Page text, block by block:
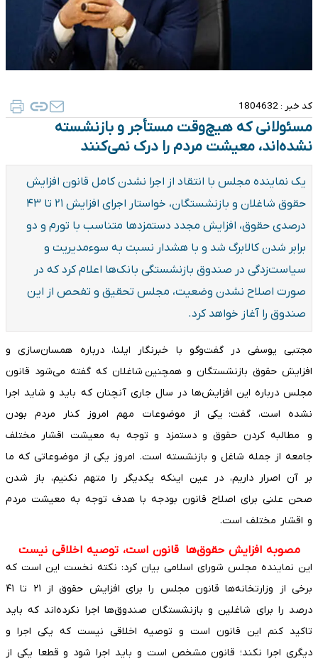
کد خبر : 1804632
مسئولانی که هیچ‌وقت مستأجر و بازنشسته
نشده‌اند، معیشت مردم را درک نمی‌کنند
یک نماینده مجلس با انتقاد از اجرا نشدن کامل قانون افزایش
حقوق شاغلان و بازنشستگان، خواستار اجرای افزایش ۲۱ تا ۴۳
درصدی حقوق، افزایش مجدد دستمزدها متناسب با تورم و دو
برابر شدن کالابرگ شد و با هشدار نسبت به سوءمدیریت و
سیاست‌زدگی در صندوق بازنشستگی بانک‌ها اعلام کرد که در
صورت اصلاح نشدن وضعیت، مجلس تحقیق و تفحص از این
صندوق را آغاز خواهد کرد.
مجتبی یوسفی در گفت‌وگو با خبرنگار ایلنا، درباره همسان‌سازی و
افزایش حقوق بازنشستگان و همچنین شاغلان که گفته می‌شود قانون
مجلس درباره این افزایش‌ها در سال جاری آنچنان که باید و شاید اجرا
نشده است، گفت: یکی از موضوعات مهم امروز کنار مردم بودن
و مطالبه‌ کردن حقوق و دستمزد و توجه به معیشت اقشار مختلف
جامعه از جمله شاغل و بازنشسته است. امروز یکی از موضوعاتی که ما
بر آن اصرار داریم، در عین اینکه یکدیگر را متهم نکنیم، باز شدن
صحن علنی برای اصلاح قانون بودجه با هدف توجه به معیشت مردم
و اقشار مختلف است.
مصوبه افزایش حقوق‌ها قانون است، توصیه اخلاقی نیست
این نماینده مجلس شورای اسلامی بیان کرد: نکته نخست این است که
برخی از وزارتخانه‌ها قانون مجلس را برای افزایش حقوق از ۲۱ تا ۴۱
درصد را برای شاغلین و بازنشستگان صندوق‌ها اجرا نکرده‌اند که باید
تاکید کنم این قانون است و توصیه اخلاقی نیست که یکی اجرا و
دیگری اجرا نکند؛ قانون مشخص است و باید اجرا شود و قطعا یکی از